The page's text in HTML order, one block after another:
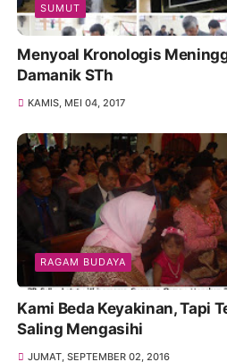
SUMUT
Menyoal Kronologis
Damanik STh
KAMIS, MEI 04, 2017
RAGAM BUDAYA
Kami Beda Keyakinan, Tapi
Saling Mengasihi
JUMAT, SEPTEMBER 02, 2016